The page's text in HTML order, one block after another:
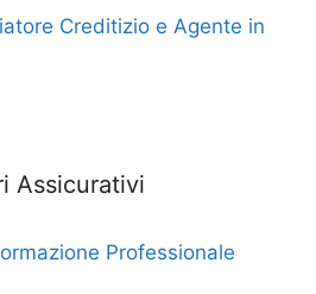
Creditizio e Agente in
Assicurativi
Professionale